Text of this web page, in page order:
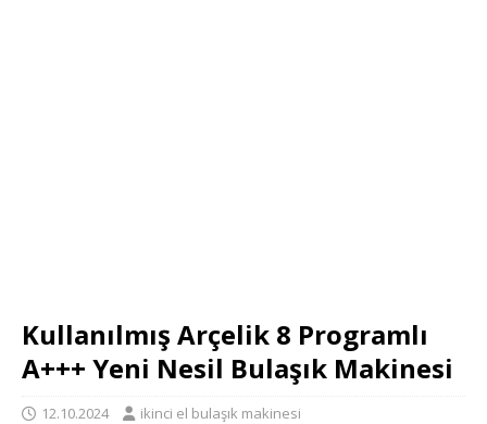
Kullanılmış Arçelik 8 Programlı
A+++ Yeni Nesil Bulaşık Makinesi
12.10.2024 ikinci el bulaşık makinesi